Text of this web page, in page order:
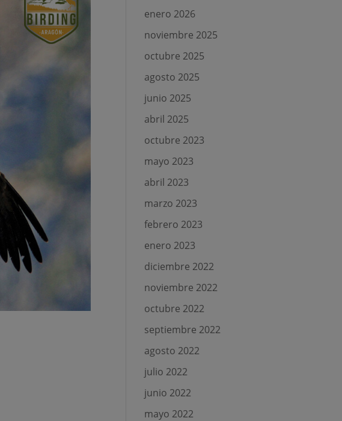
enero 2026
noviembre 2025
octubre 2025
agosto 2025
junio 2025
abril 2025
octubre 2023
mayo 2023
abril 2023
marzo 2023
febrero 2023
enero 2023
diciembre 2022
noviembre 2022
octubre 2022
septiembre 2022
agosto 2022
julio 2022
junio 2022
mayo 2022